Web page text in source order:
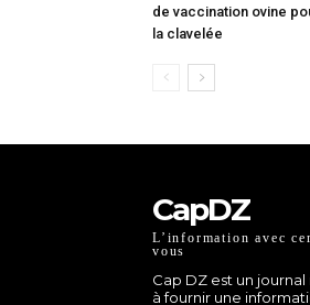
de vaccination ovine
la clavelée
CapDZ
L’information avec
vous
Cap DZ est un
à fournir une